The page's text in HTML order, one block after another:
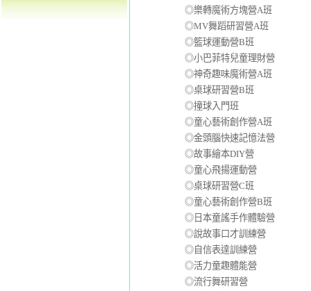
◎樂轉魔術方塊營A班
◎MV舞蹈研習營A班
◎籃球運動營B班
◎小巴菲特兒童理財營
◎神奇趣味魔術營A班
◎桌球研習營B班
◎撞球入門班
◎童心藝術創作營A班
◎金頭腦快速記憶法營
◎故事繪本DIY營
◎童心飛揚運動營
◎桌球研習營C班
◎童心藝術創作營B班
◎日本童謠手作體驗營
◎說故事口才訓練營
◎自信表達訓練營
◎活力童趣體能營
◎流行舞研習營